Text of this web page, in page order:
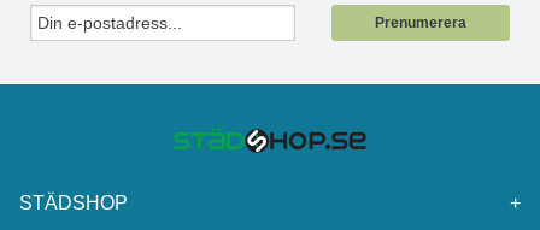
Prenumerera
STÄDSHOP +